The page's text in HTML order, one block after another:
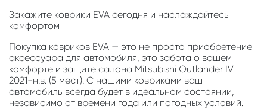
Закажите коврики EVA сегодня и наслаждайтесь
комфортом
Покупка ковриков EVA — это не просто приобретение
аксессуара для автомобиля, это забота о вашем
комфорте и защите салона Mitsubishi Outlander IV
2021-н.в. (5 мест). С нашими ковриками ваш
автомобиль всегда будет в идеальном состоянии,
независимо от времени года или погодных условий.